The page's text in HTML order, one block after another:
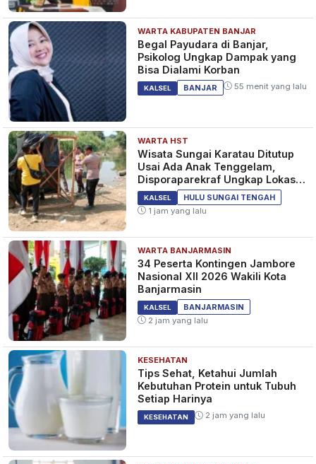
WARTA KABUPATEN BANJAR
Begal Payudara di Banjar,
Psikolog Ungkap Dampak yang
Bisa Dialami Korban
KALSEL BANJAR 55 menit yang lalu
WARTA HST
Wisata Sungai Karatau Ditutup
Usai Ada Anak Tenggelam,
Disporaparekraf Ungkap Lokasi
Belum Berizin
KALSEL
HULU SUNGAI TENGAH
1 jam yang lalu
WARTA BANJARMASIN
34 Peserta Kontingen Jambore
Nasional XII 2026 Wakili Kota
Banjarmasin
KALSEL
BANJARMASIN
2 jam yang lalu
KESEHATAN
Tips Sehat, Ketahui Jumlah
Kebutuhan Protein untuk Tubuh
Setiap Harinya
KESEHATAN 2 jam yang lalu